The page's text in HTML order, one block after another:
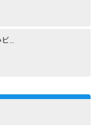
TIME SHARING 仙台 駅前のぞみビル